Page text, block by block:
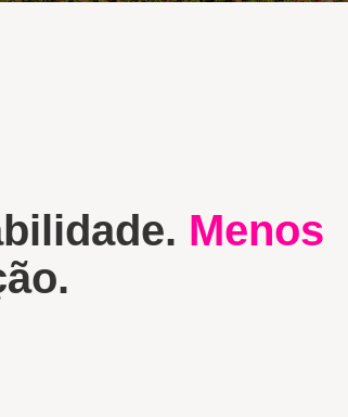
Menos